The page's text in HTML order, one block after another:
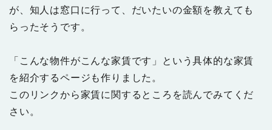
が、知人は窓口に行って、だいたいの金額を教えても
らったそうです。
「こんな物件がこんな家賃です」という具体的な家賃
を紹介するページも作りました。
このリンクから家賃に関するところを読んでみてくだ
さい。